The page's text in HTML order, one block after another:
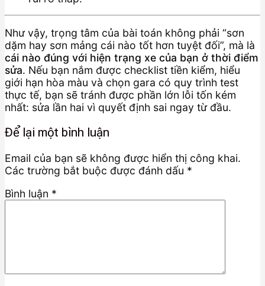
Như vậy, trọng tâm của bài toán không phải “sơn
dặm hay sơn mảng cái nào tốt hơn tuyệt đối”, mà là
cái nào đúng với hiện trạng xe của bạn ở thời điểm
sửa. Nếu bạn nắm được checklist tiền kiểm, hiểu
giới hạn hòa màu và chọn gara có quy trình test
thực tế, bạn sẽ tránh được phần lớn lỗi tốn kém
nhất: sửa lần hai vì quyết định sai ngay từ đầu.
Để lại một bình luận
Email của bạn sẽ không được hiển thị công khai.
Các trường bắt buộc được đánh dấu *
Bình luận *